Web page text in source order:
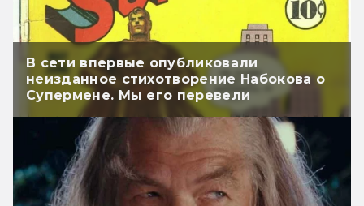
В сети впервые опубликовали
неизданное стихотворение Набокова о
Супермене. Мы его перевели